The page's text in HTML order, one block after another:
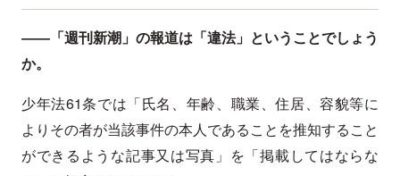
――「週刊新潮」の報道は「違法」ということでしょう
か。
少年法61条では「氏名、年齢、職業、住居、容貌等に
よりその者が当該事件の本人であることを推知すること
ができるような記事又は写真」を「掲載してはならな